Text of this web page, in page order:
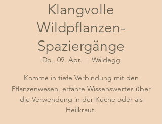
Klangvolle
Wildpflanzen-
Spaziergänge
Do., 09. Apr.
  |
Waldegg
Komme in tiefe Verbindung mit den
Pflanzenwesen, erfahre Wissenswertes über
die Verwendung in der Küche oder als
Heilkraut.